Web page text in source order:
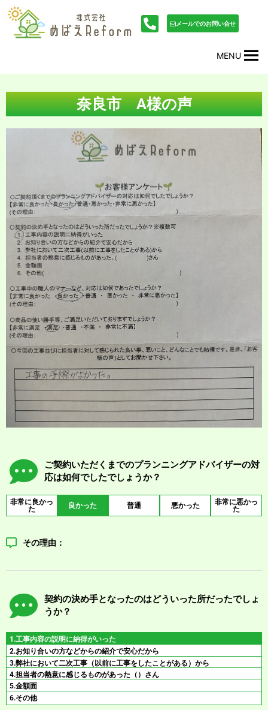
メールでのお問い合せ
MENU
奈良市 A様の声
ご契約いただくまでのプランニングアドバイザーの対
応は如何でしたでしょうか？
非常に良かっ
た
良かった 普通 悪かった
非常に悪かっ
た
その理由：
契約の決め手となったのはどういった所だったでしょ
うか？
1.工事内容の説明に納得がいった
2.お知り合いの方などからの紹介で安心だから
3.弊社において二次工事（以前に工事をしたことがある）から
4.担当者の熱意に感じるものがあった（）さん
5.金額面
6.その他
ョ
ン